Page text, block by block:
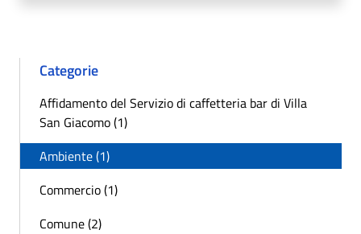
Categorie
Affidamento del Servizio di caffetteria bar di Villa
San Giacomo (1)
Ambiente (1)
Commercio (1)
Comune (2)